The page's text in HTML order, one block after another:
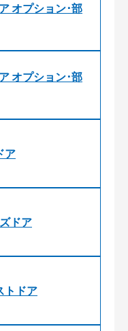
オプション･部
オプション･部
ア
ドア
トドア